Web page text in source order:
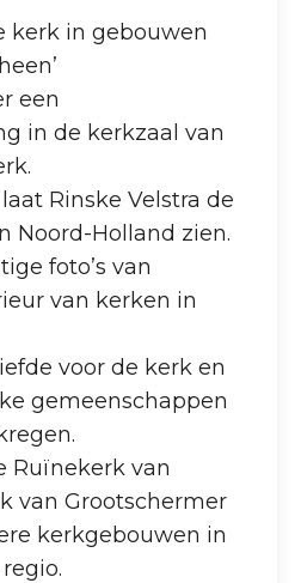
kerk in gebouwen
een
in de kerkzaal van
Rinske Velstra de
Noord-Holland zien.
foto’s van
van kerken in
voor de kerk en
gemeenschappen
Ruïnekerk van
van Grootschermer
kerkgebouwen in